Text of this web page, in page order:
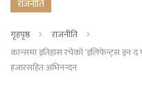
राजनीति
गृहपृष्ठ
राजनीति
कान्समा इतिहास रचेको ‘इलिफेन्ट्स इन
हजारसहित अभिनन्दन